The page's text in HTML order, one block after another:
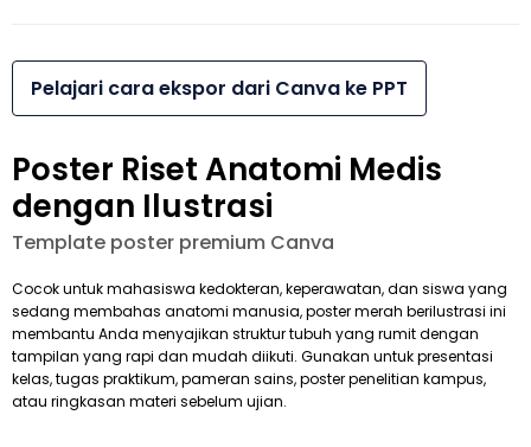
Pelajari cara ekspor dari Canva ke PPT
Poster Riset Anatomi Medis
dengan Ilustrasi
Template poster premium Canva
Cocok untuk mahasiswa kedokteran, keperawatan, dan siswa yang
sedang membahas anatomi manusia, poster merah berilustrasi ini
membantu Anda menyajikan struktur tubuh yang rumit dengan
tampilan yang rapi dan mudah diikuti. Gunakan untuk presentasi
kelas, tugas praktikum, pameran sains, poster penelitian kampus,
atau ringkasan materi sebelum ujian.